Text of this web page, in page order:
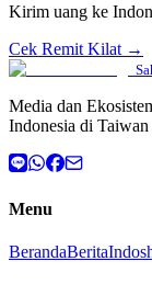
Kirim uang ke
Cek Remit Kilat →
Media dan
Indonesia di Taiwan
Menu
BerandaBerita